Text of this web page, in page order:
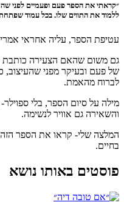
״קראתי את הספר פעם ופעמיים לפני
ללמוד את התווים שלו. בכל עמוד
עטיפת הספר, עליה אחראי
גם משום שהאם הצעירה כותבת
של פעם ובעיקר מפני
לברוח מהאמת.
מילה על סיום הספר, בלי
והשאירה גם אוויר לנשימה.
המלצה שלי- קראו את הספר
בחיים.
פוסטים באותו נושא